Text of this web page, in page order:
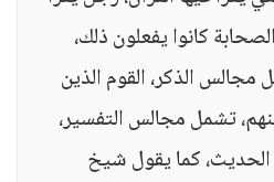
كانوا يفعلون ذلك،
الذكر، القوم الذين
تشمل مجالس التفسير،
كما يقول شيخ